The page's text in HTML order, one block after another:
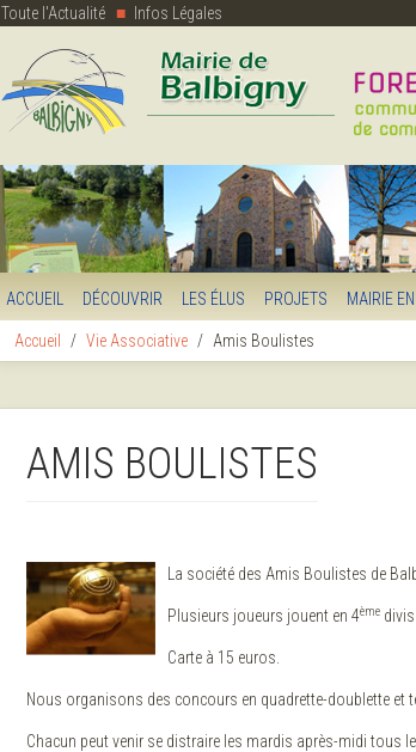
Toute l'Actualité Infos Légales
ACCUEIL DÉCOUVRIR LES ÉLUS PROJETS MAIRIE
Accueil Vie Associative Amis Boulistes
AMIS BOULISTES
La société des Amis Boulistes
Plusieurs joueurs jouent en 4ème
Carte à 15 euros.
Nous organisons des concours en quadrette-doublette et
Chacun peut venir se distraire les mardis après-midi tous